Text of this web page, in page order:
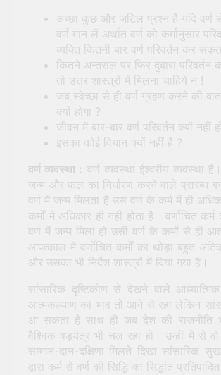
अच्छा कुछ और जटिल प्रश्न है यदि वर्ण
वर्ण मान लें अर्थात वर्ण को कर्मानुसार
व्यक्ति कितनी बार वर्ण परिवर्तन कर
कितने अन्तराल पर फिर दुबारा
तो उत्तर शास्त्रों में मिलना चाहिये न !
जब स्वेच्छा से ही वर्ण ग्रहण करने की बात
क्यों होगा ?
जीवन में बार-बार वर्ण परिवर्तन क्यों नहीं
इसका कोई विधान क्यों नहीं है ?
वर्ण व्यवस्था : वर्ण व्यवस्था ईश्वरीय व्यवस्था
जन्म और फल का निर्धारण करने वाले प्रारब्ध
वर्ण में जन्म मिलता है उस वर्ण के कर्म में ही
कर्मों में अधिकार ही नहीं होता है। वर्णोचित
वर्ण में जन्म मिला हो उसी वर्ण के कर्मों से ही
आपत्काल में वर्णोचित कर्मों का थोड़ा बहुत
और उसका भी निर्देश शास्त्रों में दिया गया है।
सांसारिक दृष्टिकोण से देखने वाले
आत्मकल्याण का भाव तो आने से रहा लेकिन
आ सकता है साथ ही जब देश की राजनीति
वैश्विक षड्यंत्र भी चल रहा हो। उन्हीं में से
सम्मान-दान-दक्षिणा मिलते दिखा
द्वारा कर्म से वर्ण की सिद्धि का सिद्धांत